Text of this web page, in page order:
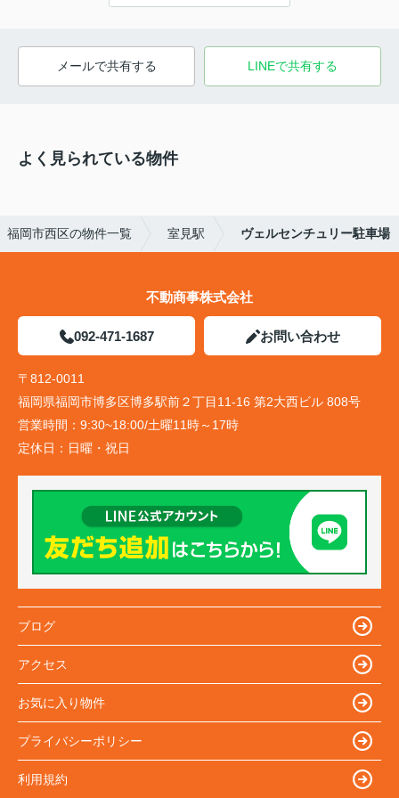
メールで共有する LINEで共有する
よく見られている物件
福岡市西区の物件一覧 室見駅 ヴェルセンチュリー駐車場
不動商事株式会社
092-471-1687 お問い合わせ
〒812-0011
福岡県福岡市博多区博多駅前２丁目11-16 第2大西ビル 808号
営業時間： 9:30~18:00/土曜11時～17時
定休日： 日曜・祝日
ブログ
アクセス
お気に入り物件
プライバシーポリシー
利用規約